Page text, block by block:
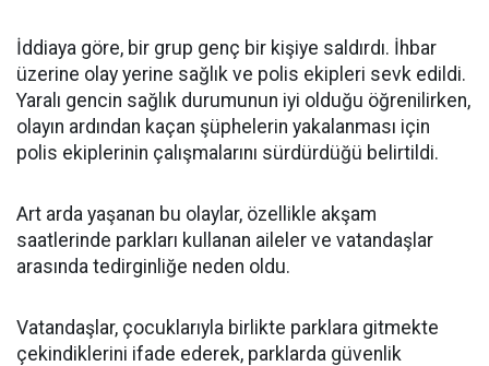
İddiaya göre, bir grup genç bir kişiye saldırdı. İhbar
üzerine olay yerine sağlık ve polis ekipleri sevk edildi.
Yaralı gencin sağlık durumunun iyi olduğu öğrenilirken,
olayın ardından kaçan şüphelerin yakalanması için
polis ekiplerinin çalışmalarını sürdürdüğü belirtildi.
Art arda yaşanan bu olaylar, özellikle akşam
saatlerinde parkları kullanan aileler ve vatandaşlar
arasında tedirginliğe neden oldu.
Vatandaşlar, çocuklarıyla birlikte parklara gitmekte
çekindiklerini ifade ederek, parklarda güvenlik